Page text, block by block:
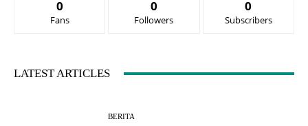
0
Fans
0
Followers
0
Subscribers
LATEST ARTICLES
BERITA